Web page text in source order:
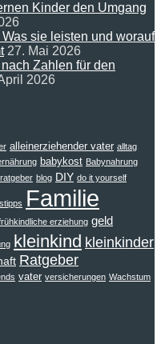
Kinder den Umgang
sie leisten und worauf
27. Mai 2026
Zahlen für den
2026
alleinerziehender vater alltag
babykost Babynahrung
blog DIY do it yourself
Familie
erziehung geld
kleinkind kleinkinder
Ratgeber
vater versicherungen Wachstum